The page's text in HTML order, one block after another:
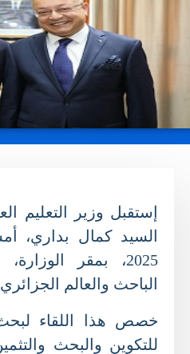
إستقبل وزير التعليم
2025، بمقر
الباحث والعالم الجزائري،
خصص هذا اللقاء
للتكوين والبحث